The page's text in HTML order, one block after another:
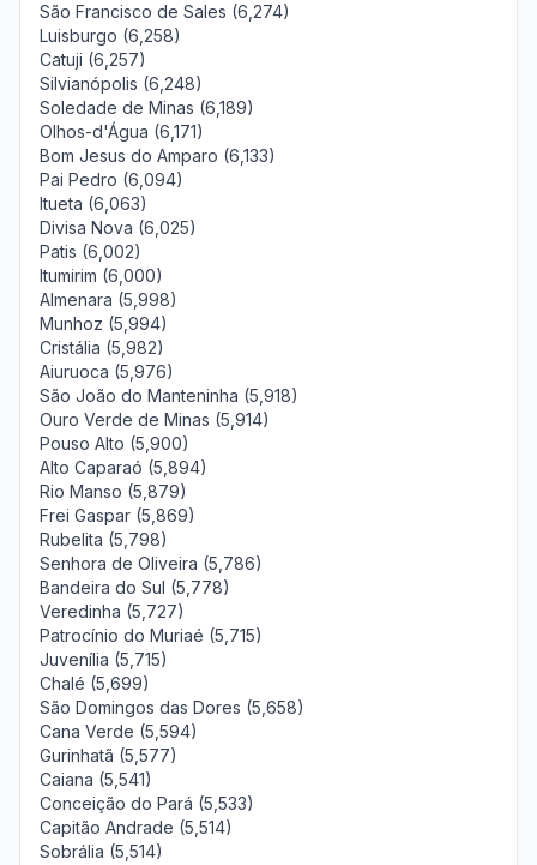
São Francisco de Sales (6,274)
Luisburgo (6,258)
Catuji (6,257)
Silvianópolis (6,248)
Soledade de Minas (6,189)
Olhos-d'Água (6,171)
Bom Jesus do Amparo (6,133)
Pai Pedro (6,094)
Itueta (6,063)
Divisa Nova (6,025)
Patis (6,002)
Itumirim (6,000)
Almenara (5,998)
Munhoz (5,994)
Cristália (5,982)
Aiuruoca (5,976)
São João do Manteninha (5,918)
Ouro Verde de Minas (5,914)
Pouso Alto (5,900)
Alto Caparaó (5,894)
Rio Manso (5,879)
Frei Gaspar (5,869)
Rubelita (5,798)
Senhora de Oliveira (5,786)
Bandeira do Sul (5,778)
Veredinha (5,727)
Patrocínio do Muriaé (5,715)
Juvenília (5,715)
Chalé (5,699)
São Domingos das Dores (5,658)
Cana Verde (5,594)
Gurinhatã (5,577)
Caiana (5,541)
Conceição do Pará (5,533)
Capitão Andrade (5,514)
Sobrália (5,514)